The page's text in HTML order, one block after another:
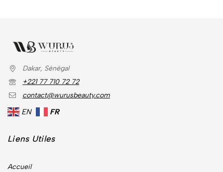
Dakar, Sénégal
+221 77 710 72 72
contact@wurusbeauty.com
EN FR
Liens Utiles
Accueil